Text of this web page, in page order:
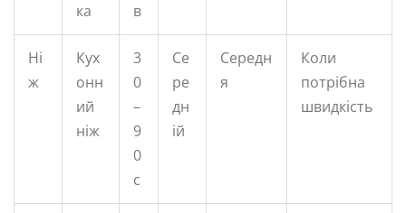
ка
в
Ні
ж
Кух
онн
ий
ніж
3
0
–
9
0
с
Се
ре
дн
ій
Середн
я
Коли
потрібна
швидкість